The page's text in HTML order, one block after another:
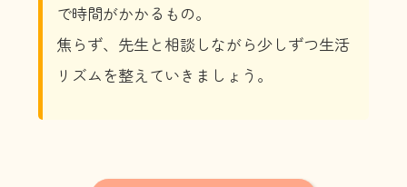
で時間がかかるもの。
焦らず、先生と相談しながら少しずつ生活
リズムを整えていきましょう。